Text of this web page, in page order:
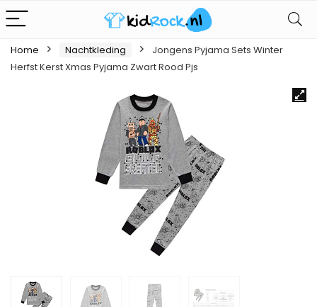
Home Nachtkleding
Jongens Pyjama Sets Winter
Herfst Kerst Xmas Pyjama Zwart Rood Pjs